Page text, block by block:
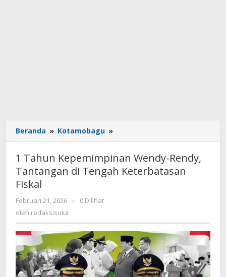
Beranda » Kotamobagu »
Tahun
Kepemimpinan
Wendy-
Rendy,
Fiskal
1 Tahun Kepemimpinan Wendy-Rendy,
Tantangan di Tengah Keterbatasan
Fiskal
Februari 21, 2026
oleh
-
0 Dilihat
oleh redaksisulut